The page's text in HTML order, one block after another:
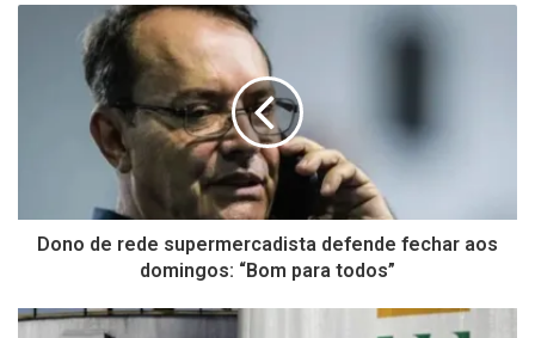
Dono de rede supermercadista defende fechar aos
domingos: “Bom para todos”